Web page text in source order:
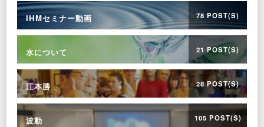
IHMセミナー動画 78 POST(S)
水について 21 POST(S)
江本勝 28 POST(S)
波動 105 POST(S)